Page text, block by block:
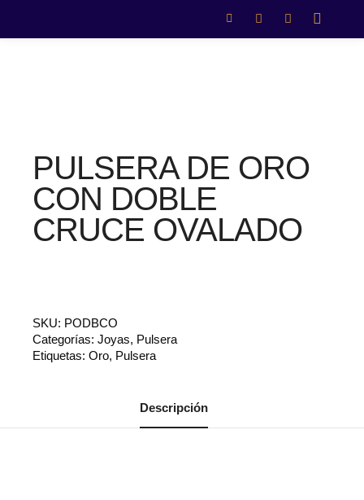
PULSERA DE ORO
CON DOBLE
CRUCE OVALADO
SKU: PODBCO
Categorías: Joyas, Pulsera
Etiquetas: Oro, Pulsera
Descripción